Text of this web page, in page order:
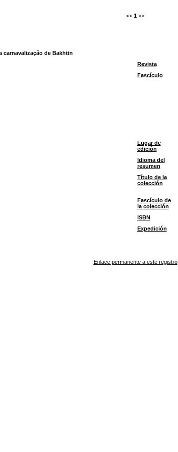
<< 1 >>
carnavalização de Bakhtin
Revista
Fascículo
Lugar de
edición
Idioma del
resumen
Título de la
colección
Fascículo de
la colección
ISBN
Expedición
Enlace permanente a este registro